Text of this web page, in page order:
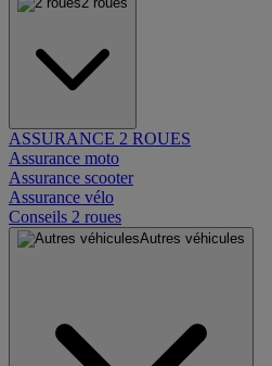
ASSURANCE 2 ROUES
Assurance moto
Assurance scooter
Assurance vélo
Conseils 2 roues
Autres véhicules